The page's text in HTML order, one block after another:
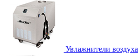
Увлажнители воздуха